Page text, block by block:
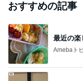
おすすめの記事
最近の楽
Amebaト